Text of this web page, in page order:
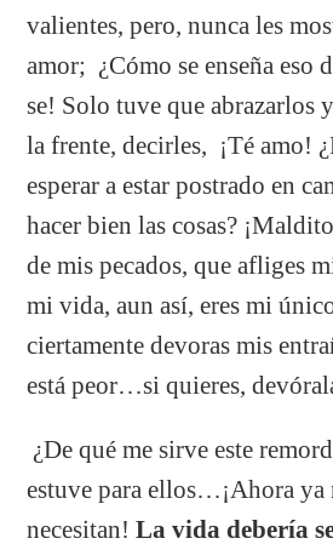
valientes, pero, nunca les
amor; ¿Cómo se enseña eso
se! Solo tuve que abrazarlos
la frente, decirles, ¡Té amo!
esperar a estar postrado en
hacer bien las cosas?
de mis pecados, que afliges
mi vida, aun así, eres mi
ciertamente devoras mis
está peor…si quieres,
¿De qué me sirve este
estuve para ellos…¡Ahora ya
necesitan! La vida debería